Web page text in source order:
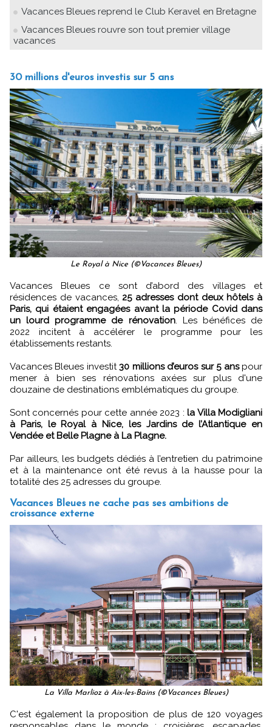
Vacances Bleues reprend le Club Keravel en Bretagne
Vacances Bleues rouvre son tout premier village
vacances
30 millions d'euros investis sur 5 ans
Le Royal à Nice (©Vacances Bleues)
Vacances Bleues ce sont d’abord des villages et
résidences de vacances, 25 adresses dont deux hôtels à
Paris, qui étaient engagées avant la période Covid dans
un lourd programme de rénovation. Les bénéfices de
2022 incitent à accélérer le programme pour les
établissements restants.
Vacances Bleues investit30 millions d’euros sur 5 anspour
mener à bien ses rénovations axées sur plus d'une
douzaine de destinations emblématiques du groupe.
Sont concernés pour cette année 2023 : la Villa Modigliani
à Paris, le Royal à Nice, les Jardins de l’Atlantique en
Vendée et Belle Plagne à La Plagne.
Par ailleurs, les budgets dédiés à l’entretien du patrimoine
et à la maintenance ont été revus à la hausse pour la
totalité des 25 adresses du groupe.
Vacances Bleues ne cache pas ses ambitions de
croissance externe
La Villa Marlioz à Aix-les-Bains (©Vacances Bleues)
C'est également la proposition de plus de 120 voyages